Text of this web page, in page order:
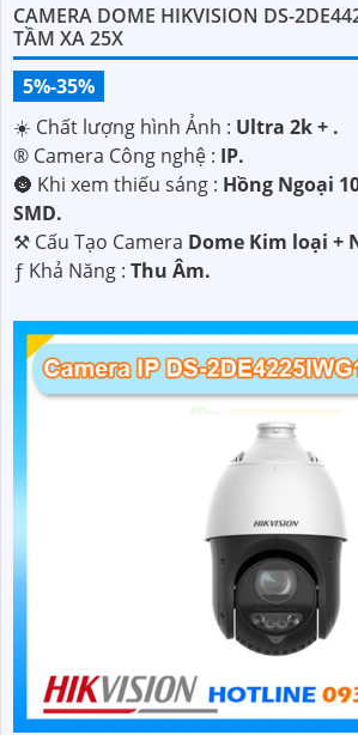
CAMERA DOME HIKVISION DS-
TẦM XA 25X
5%-35%
☀️ Chất lượng hình Ảnh : Ultra 2k + .
®️ Camera Công nghệ : IP.
🌚 Khi xem thiếu sáng : Hồng Ngoại
SMD.
⚒ Cấu Tạo Camera Dome Kim loại +
️ƒ Khả Năng : Thu Âm.